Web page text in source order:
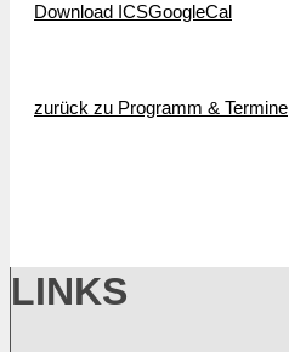
Download ICSGoogleCal
zurück zu Programm & Termine
LINKS